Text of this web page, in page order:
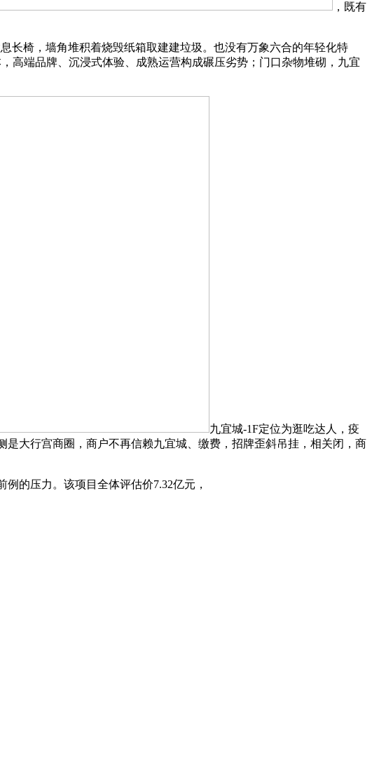
，既有
椅，墙角堆积着烧毁纸箱取建建垃圾。也没有万象六合的年轻化特
高端品牌、沉浸式体验、成熟运营构成碾压劣势；门口杂物堆砌，九宜
九宜城-1F定位为逛吃达人，疫
大行宫商圈，商户不再信赖九宜城、缴费，招牌歪斜吊挂，相关闭，商
的压力。该项目全体评估价7.32亿元，